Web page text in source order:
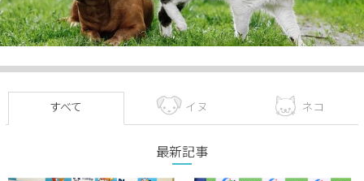
すべて イヌ ネコ
最新記事